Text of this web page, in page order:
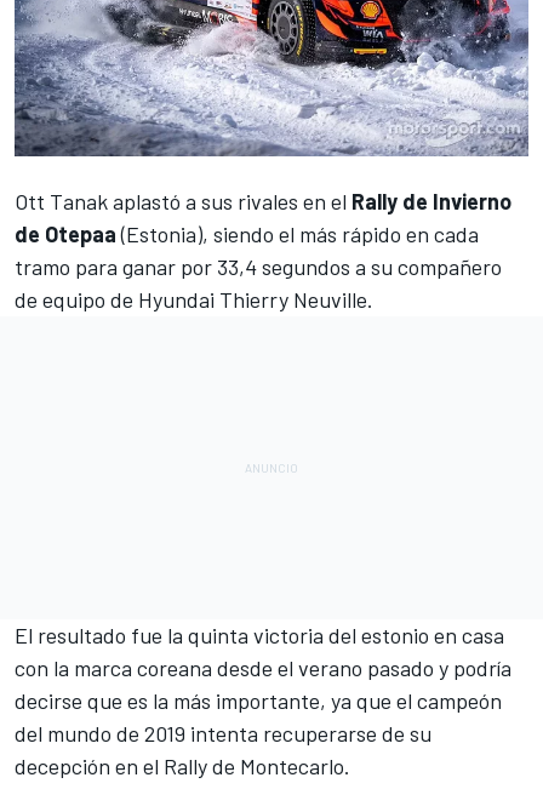
Ott Tanakaplastó a sus rivales en el Rally de Invierno
de Otepaa(Estonia), siendo el más rápido en cada
tramo para ganar por 33,4 segundos a su compañero
de equipo de Hyundai Thierry Neuville.
El resultado fue la quinta victoria del estonio en casa
con la marca coreana desde el verano pasado y podría
decirse que es la más importante, ya que el campeón
del mundo de 2019 intenta recuperarse de su
decepción en el Rally de Montecarlo.